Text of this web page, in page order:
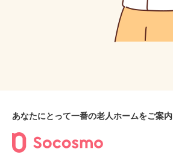
あなたにとって一番の老人ホームをご案内